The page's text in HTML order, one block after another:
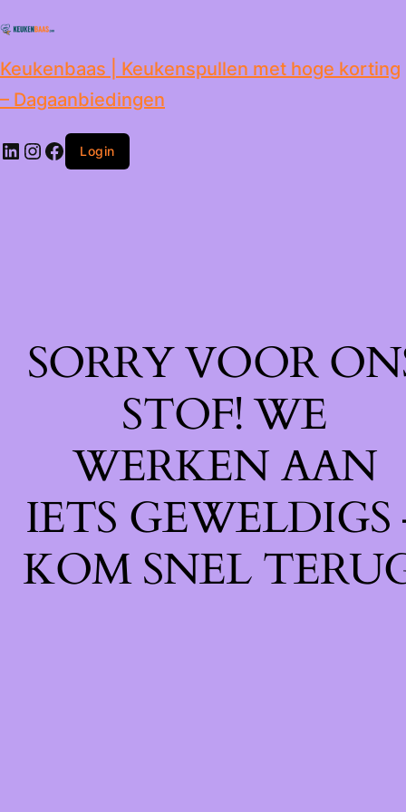
inhoud
Keukenbaas | Keukenspullen met hoge korting
– Dagaanbiedingen
Login
SORRY VOOR
STOF! WE
WERKEN AAN
IETS GEWELDIGS
KOM SNEL